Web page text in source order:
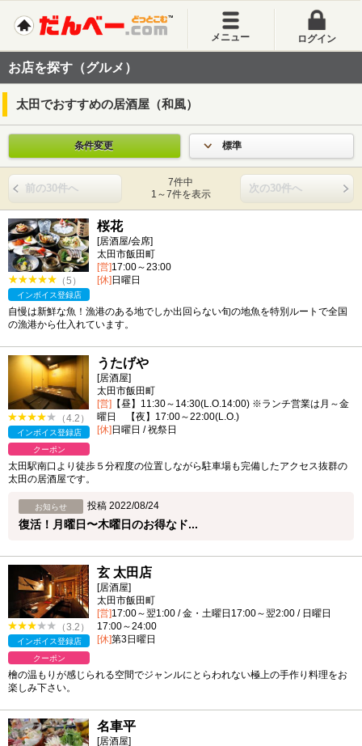
メニュー ログイン
お店を探す（グルメ）
太田でおすすめの居酒屋（和風）
条件変更 標準
前の30件へ
7件中
1～7件を表示
次の30件へ
（5）
インボイス登録店
桜花
[居酒屋/会席]
太田市飯田町
[営]17:00～23:00
[休]日曜日
自慢は新鮮な魚！漁港のある地でしか出回らない旬の地魚を特別ルートで全国
の漁港から仕入れています。
（4.2）
インボイス登録店
クーポン
うたげや
[居酒屋]
太田市飯田町
[営] 【昼】11:30～14:30(L.O.14:00) ※ランチ営業は月～金
曜日 【夜】17:00～22:00(L.O.)
[休]日曜日 / 祝祭日
太田駅南口より徒歩５分程度の位置しながら駐車場も完備したアクセス抜群の
太田の居酒屋です。
お知らせ 投稿 2022/08/24
復活！月曜日〜木曜日のお得なド...
（3.2）
インボイス登録店
クーポン
玄 太田店
[居酒屋]
太田市飯田町
[営]17:00～翌1:00 / 金・土曜日17:00～翌2:00 / 日曜日
17:00～24:00
[休]第3日曜日
檜の温もりが感じられる空間でジャンルにとらわれない極上の手作り料理をお
楽しみ下さい。
名車平
[居酒屋]